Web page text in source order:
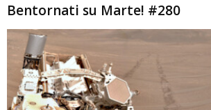
Bentornati su Marte! #280